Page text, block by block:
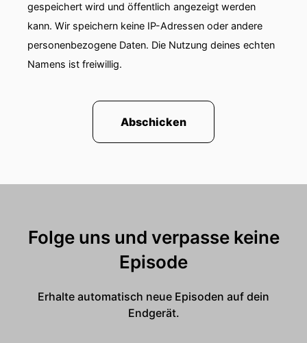
gespeichert wird und öffentlich angezeigt werden
kann. Wir speichern keine IP-Adressen oder andere
personenbezogene Daten. Die Nutzung deines echten
Namens ist freiwillig.
Abschicken
Folge uns und verpasse keine
Episode
Erhalte automatisch neue Episoden auf dein
Endgerät.